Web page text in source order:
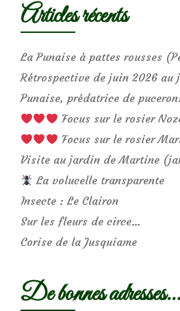
Articles récents
La Punaise à pattes rousses
Rétrospective de juin 2026 au
Punaise, prédatrice de
Focus sur le rosier
Focus sur le rosier
Visite au jardin de Martine
La volucelle transparente
Insecte : Le Clairon
Sur les fleurs de circe…
Corise de la Jusquiame
De bonnes adresses…